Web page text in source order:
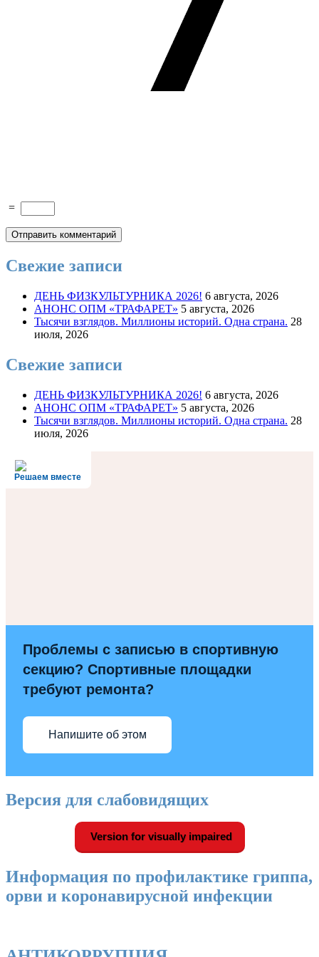
=
Свежие записи
ДЕНЬ ФИЗКУЛЬТУРНИКА 2026! 6 августа, 2026
АНОНС ОПМ «ТРАФАРЕТ» 5 августа, 2026
Тысячи взглядов. Миллионы историй. Одна страна. 28
июля, 2026
Свежие записи
ДЕНЬ ФИЗКУЛЬТУРНИКА 2026! 6 августа, 2026
АНОНС ОПМ «ТРАФАРЕТ» 5 августа, 2026
Тысячи взглядов. Миллионы историй. Одна страна. 28
июля, 2026
Решаем вместе
Проблемы с записью в спортивную
секцию? Спортивные площадки
требуют ремонта?
Напишите об этом
Версия для слабовидящих
Version for visually impaired
Информация по профилактике гриппа,
орви и коронавирусной инфекции